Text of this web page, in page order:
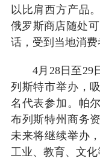
以比肩西方产品
俄罗斯商店随处
话，受到当地消费
4月28日至29日
列斯特市举办，
名代表参加。帕
布列斯特州商务
未来将继续举办
工业、教育、文化